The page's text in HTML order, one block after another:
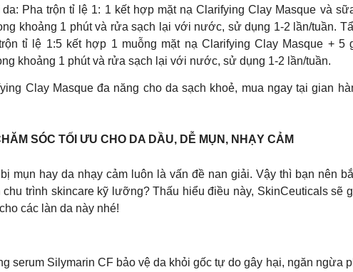
Pha trộn tỉ lệ 1: 1 kết hợp mặt nạ Clarifying Clay Masque và
khoảng 1 phút và rửa sạch lại với nước, sử dụng 1-2 lần/tuần.
tỉ lệ 1:5 kết hợp 1 muỗng mặt nạ Clarifying Clay Masque + 5
khoảng 1 phút và rửa sạch lại với nước, sử dụng 1-2 lần/tuần.
Clay Masque đa năng cho da sạch khoẻ, mua ngay tại gian
SÓC TỐI ƯU CHO DA DẦU, DỄ MỤN, NHẠY CẢM
mụn hay da nhạy cảm luôn là vấn đề nan giải. Vậy thì bạn nên
trình skincare kỹ lưỡng? Thấu hiểu điều này, SkinCeuticals sẽ
các làn da này nhé!
serum Silymarin CF bảo vệ da khỏi gốc tự do gây hại, ngăn ngừa